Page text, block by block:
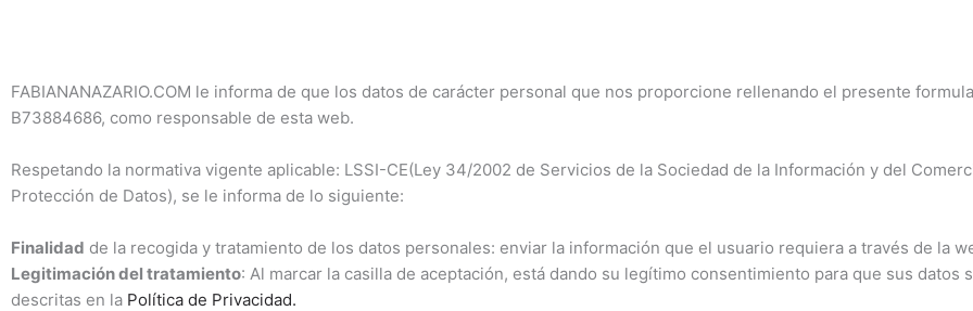
FABIANANAZARIO.COM le informa de que los datos de carácter personal que nos proporcione rellenando el presente
B73884686, como responsable de esta web.
Respetando la normativa vigente aplicable: LSSI-CE(Ley 34/2002 de Servicios de la Sociedad de la Información y del
Protección de Datos), se le informa de lo siguiente:
Finalidad de la recogida y tratamiento de los datos personales: enviar la información que el usuario requiera a través de la
Legitimación del tratamiento: Al marcar la casilla de aceptación, está dando su legítimo consentimiento para que sus
descritas en la Política de Privacidad.